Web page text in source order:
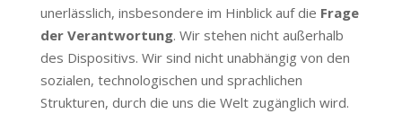
unerlässlich, insbesondere im Hinblick auf die Frage
der Verantwortung. Wir stehen nicht außerhalb
des Dispositivs. Wir sind nicht unabhängig von den
sozialen, technologischen und sprachlichen
Strukturen, durch die uns die Welt zugänglich wird.